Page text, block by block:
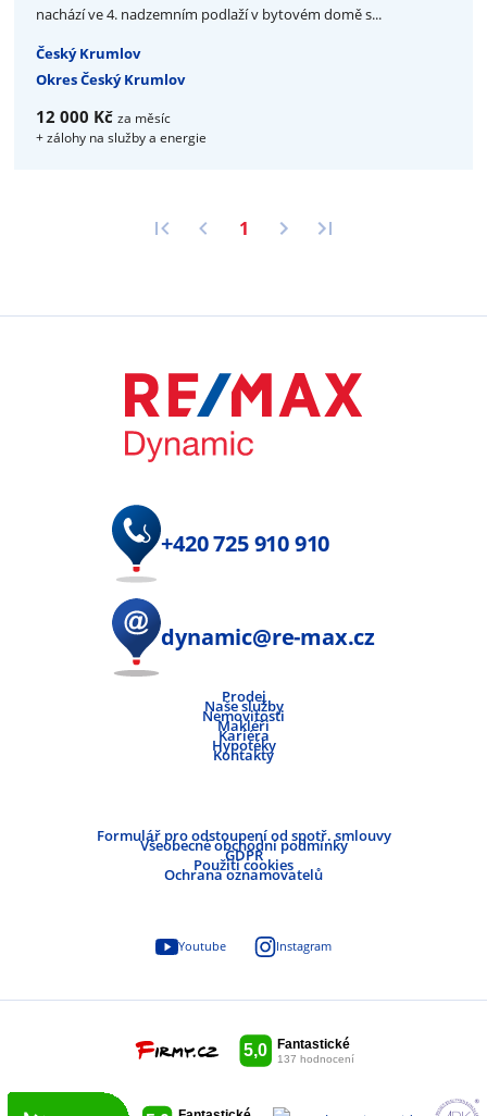
nachází ve 4. nadzemním podlaží v bytovém domě s...
Český Krumlov
Okres Český Krumlov
12 000 Kč za měsíc
+ zálohy na služby a energie
1
+420 725 910 910
dynamic@re-max.cz
Prodej
Naše služby
Nemovitosti
Makléři
Kariéra
Hypotéky
Kontakty
Formulář pro odstoupení od spotř. smlouvy
Všeobecné obchodní podmínky
GDPR
Použití cookies
Ochrana oznamovatelů
Youtube Instagram